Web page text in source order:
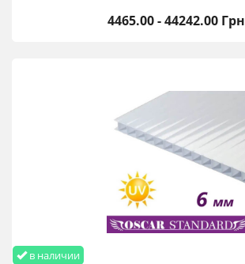
4465.00 - 44242.00 Грн
в наличии